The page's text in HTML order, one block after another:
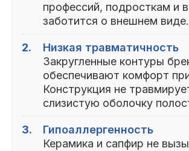
профессий, подросткам и
заботится о внешнем виде.
2.
Низкая травматичность
Закругленные контуры
обеспечивают комфорт
Конструкция не
слизистую оболочку
3.
Гипоаллергенность
Керамика и сапфир не